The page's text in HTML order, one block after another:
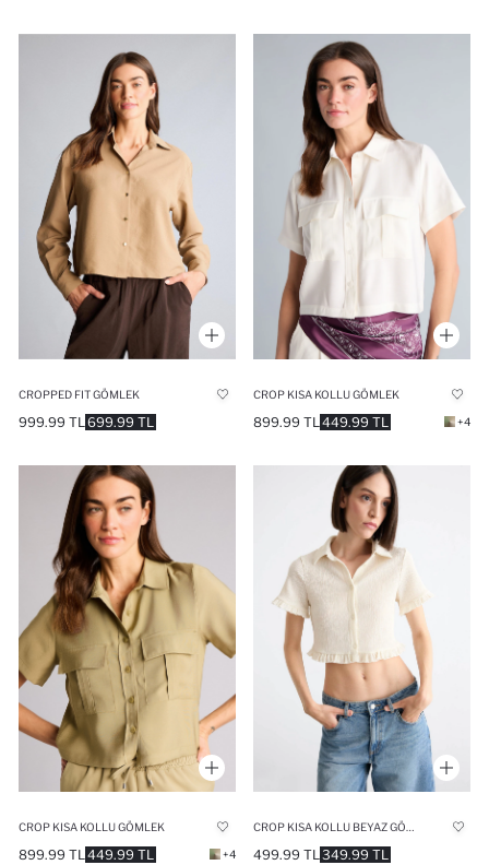
CROPPED FIT GÖMLEK
699.99 TL
999.99 TL
CROP KISA KOLLU GÖMLEK
449.99 TL
899.99 TL +4
CROP KISA KOLLU GÖMLEK
449.99 TL
899.99 TL +4 349.99 TL
499.99 TL